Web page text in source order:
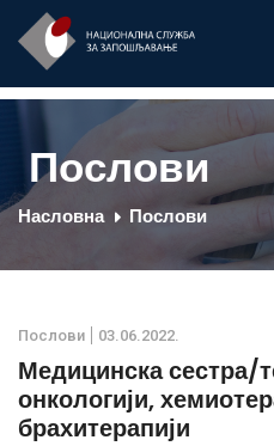
Послови
Насловна Послови
Послови 03.06.2022.
Медицинска сестра/
онкологији,
брахитерапији